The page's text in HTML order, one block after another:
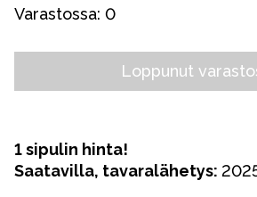
Varastossa: 0
Loppunut
1 sipulin hinta!
Saatavilla, tavaralähetys: